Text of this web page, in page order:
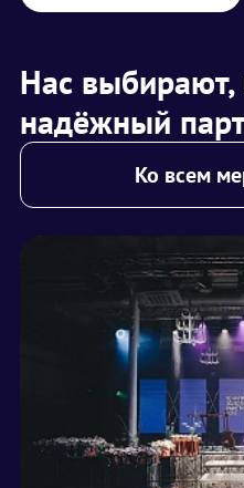
Нас выбирают,
надёжный
Ко всем